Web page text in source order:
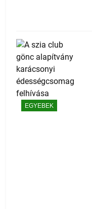
EGYEBEK